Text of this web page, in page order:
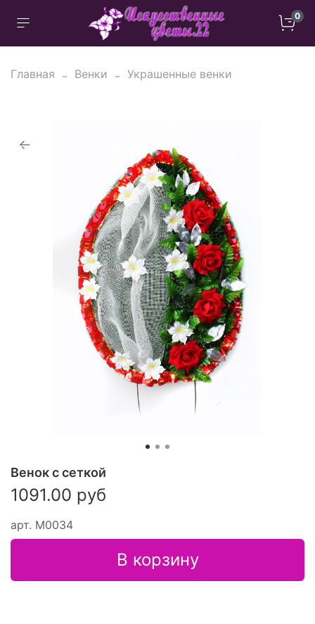
0
Главная Венки Украшенные венки
арт. М0034
Венок с сеткой
1091.00 руб
В корзину